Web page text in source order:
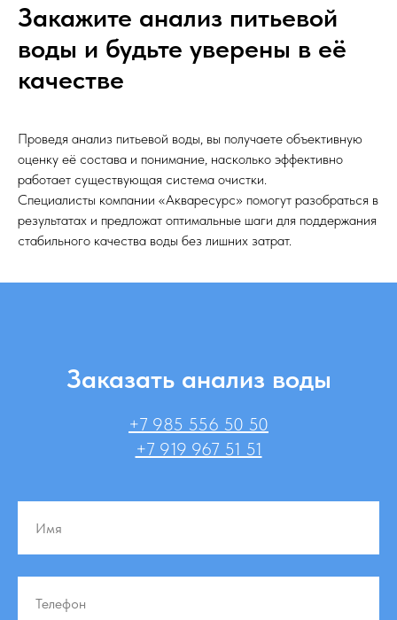
Закажите анализ питьевой
воды и будьте уверены в её
качестве
Проведя анализ питьевой воды, вы получаете объективную
оценку её состава и понимание, насколько эффективно
работает существующая система очистки.
Специалисты компании «Акваресурс» помогут разобраться в
результатах и предложат оптимальные шаги для поддержания
стабильного качества воды без лишних затрат.
Заказать анализ воды
+7 985 556 50 50
+7 919 967 51 51